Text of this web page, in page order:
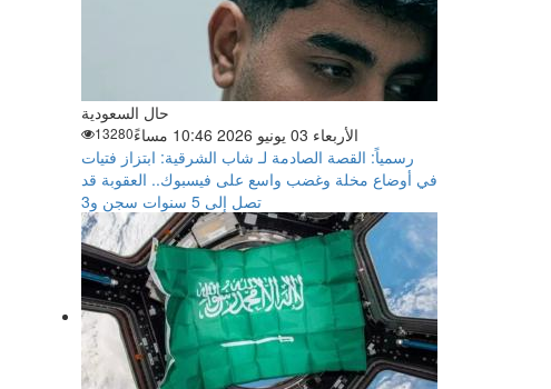
حال السعودية
الأربعاء 03 يونيو 2026 10:46 مساءً
13280
رسمياً: القصة الصادمة لـ شاب الشرقية: ابتزاز فتيات
في أوضاع مخلة وغضب واسع على فيسبوك.. العقوبة قد
تصل إلى 5 سنوات سجن و3